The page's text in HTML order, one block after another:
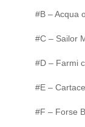
#B – Acqua
#C – Sailor
#D – Farmi
#E –
#F – Forse